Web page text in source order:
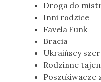
Droga do
Inni rodzice
Favela Funk
Bracia
Ukraińscy
Rodzinne
Poszukiwacze